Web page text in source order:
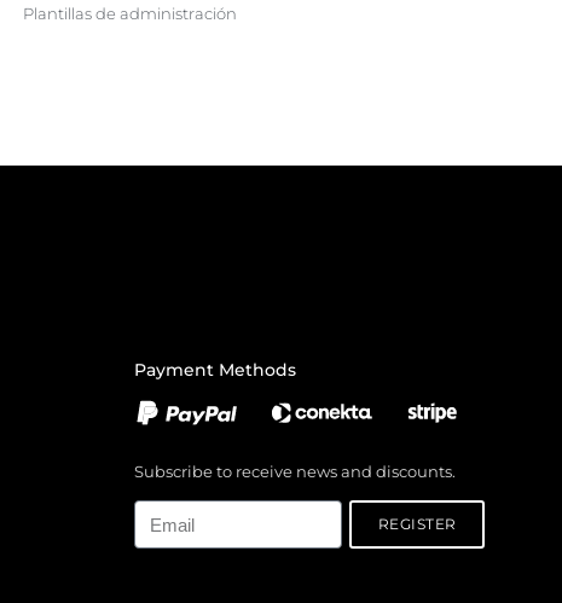
Plantillas de administración
Payment Methods
Subscribe to receive news and discounts.
REGISTER